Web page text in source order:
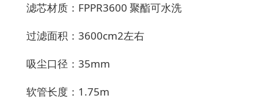
滤芯材质： FPPR3600 聚酯可水洗
过滤面积： 3600cm2左右
吸尘口径： 35mm
软管长度： 1.75m